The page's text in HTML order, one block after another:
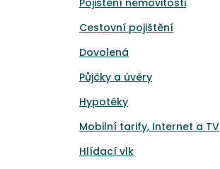
Pojištění nemovitosti
Cestovní pojištění
Dovolená
Půjčky a úvěry
Hypotéky
Mobilní tarify, Internet a TV
Hlídací vlk